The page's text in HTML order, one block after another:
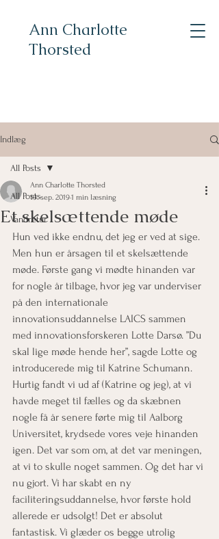
Ann Charlotte
Thorsted
Indlæg
All Posts
Vandretur
All Posts
Et skelsættende møde
Ann Charlotte Thorsted
19. sep. 20191 min læsning
Hun ved ikke endnu, det jeg er ved at sige.
Men hun er årsagen til et skelsættende
møde. Første gang vi mødte hinanden var
for nogle år tilbage, hvor jeg var underviser
på den internationale
innovationsuddannelse LAICS sammen
med innovationsforskeren Lotte Darsø. ”Du
skal lige møde hende her”, sagde Lotte og
introducerede mig til Katrine Schumann.
Hurtig fandt vi ud af (Katrine og jeg), at vi
havde meget til fælles og da skæbnen
nogle få år senere førte mig til Aalborg
Universitet, krydsede vores veje hinanden
igen. Det var som om, at det var meningen,
at vi to skulle noget sammen. Og det har vi
nu gjort. Vi har skabt en ny
faciliteringsuddannelse, hvor første hold
allerede er udsolgt! Det er absolut
fantastisk. Vi glæder os begge utrolig